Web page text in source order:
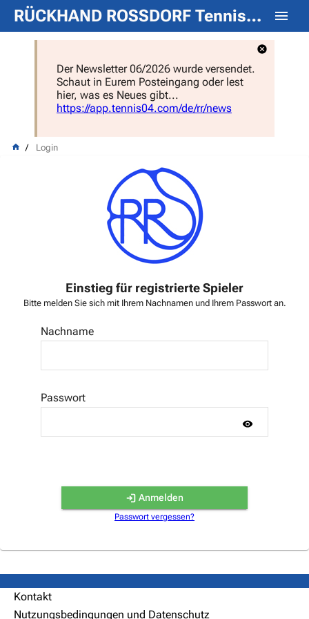
RÜCKHAND ROSSDORF Tennisclub e.V.
Der Newsletter 06/2026 wurde versendet.
Schaut in Eurem Posteingang oder lest
hier, was es Neues gibt...
https://app.tennis04.com/de/rr/news
Login
Einstieg für registrierte Spieler
Bitte melden Sie sich mit Ihrem Nachnamen und Ihrem Passwort an.
Nachname
Passwort
Anmelden
Passwort vergessen?
Kontakt
Nutzungsbedingungen und Datenschutz